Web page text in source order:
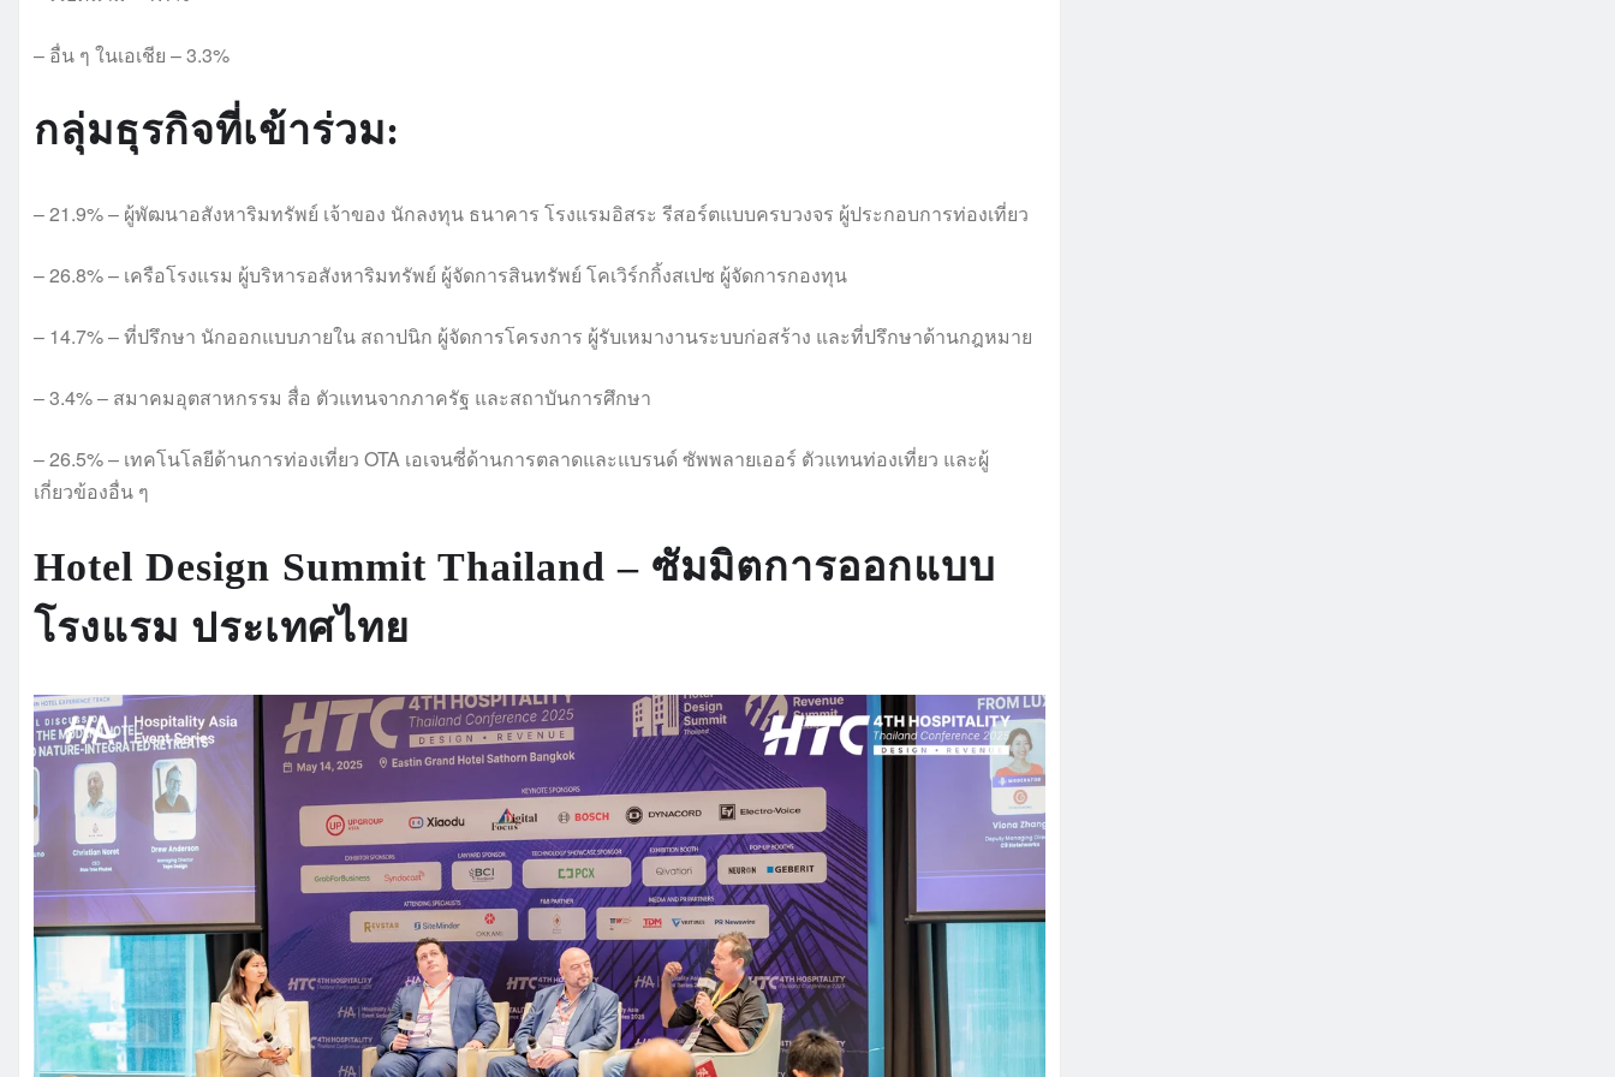
– อื่น ๆ ในเอเชีย – 3.3%
กลุ่มธุรกิจที่เข้าร่วม:
– 21.9% – ผู้พัฒนาอสังหาริมทรัพย์ เจ้าของ นักลงทุน ธนาคาร โรงแรมอิสระ รีสอร์ตแบบครบวงจร ผู้ประกอบการท่องเที่ยว
– 26.8% – เครือโรงแรม ผู้บริหารอสังหาริมทรัพย์ ผู้จัดการสินทรัพย์ โคเวิร์กกิ้งสเปซ ผู้จัดการกองทุน
– 14.7% – ที่ปรึกษา นักออกแบบภายใน สถาปนิก ผู้จัดการโครงการ ผู้รับเหมางานระบบก่อสร้าง และที่ปรึกษาด้านกฎหมาย
– 3.4% – สมาคมอุตสาหกรรม สื่อ ตัวแทนจากภาครัฐ และสถาบันการศึกษา
– 26.5% – เทคโนโลยีด้านการท่องเที่ยว OTA เอเจนซี่ด้านการตลาดและแบรนด์ ซัพพลายเออร์ ตัวแทนท่องเที่ยว และผู้
เกี่ยวข้องอื่น ๆ
Hotel Design Summit Thailand – ซัมมิตการออกแบบ
โรงแรม ประเทศไทย